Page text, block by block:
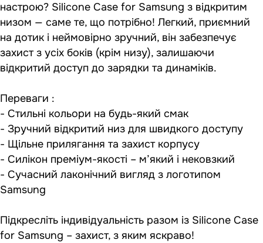
настрою? Silicone Case for Samsung з відкритим
низом — саме те, що потрібно! Легкий, приємний
на дотик і неймовірно зручний, він забезпечує
захист з усіх боків (крім низу), залишаючи
відкритий доступ до зарядки та динаміків.
Переваги :
- Стильні кольори на будь-який смак
- Зручний відкритий низ для швидкого доступу
- Щільне прилягання та захист корпусу
- Силікон преміум-якості – м’який і нековзкий
- Сучасний лаконічний вигляд з логотипом
Samsung
Підкресліть індивідуальність разом із Silicone Case
for Samsung – захист, з яким яскраво!